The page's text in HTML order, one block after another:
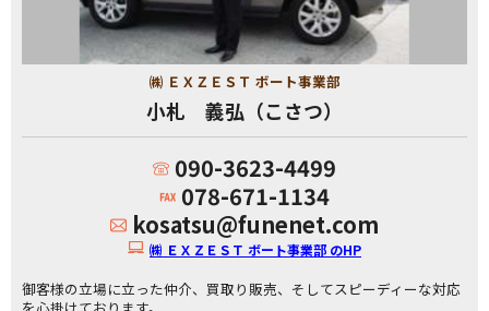
㈱ ＥＸＺＥＳＴ ボート事業部
小札 義弘（こさつ）
090-3623-4499
078-671-1134
kosatsu@funenet.com
㈱ ＥＸＺＥＳＴ ボート事業部 のHP
御客様の立場に立った仲介、買取り販売、そしてスピーディーな対応
を心掛けております。